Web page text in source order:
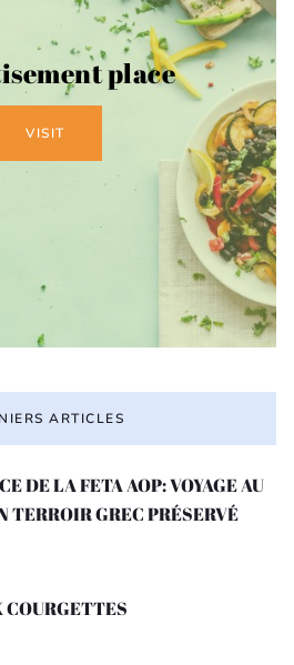
place
VISIT
ARTICLES
DE LA FETA AOP: VOYAGE AU
TERROIR GREC PRÉSERVÉ
COURGETTES